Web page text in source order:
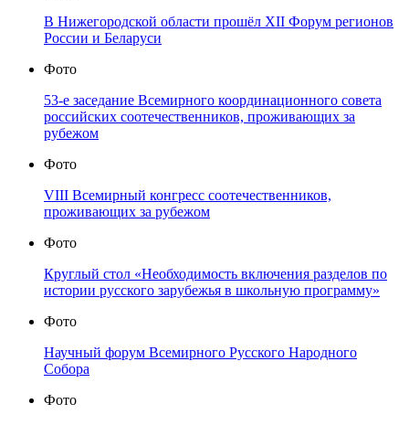
В Нижегородской области прошёл XII Форум регионов
России и Беларуси
Фото
53-е заседание Всемирного координационного совета
российских соотечественников, проживающих за
рубежом
Фото
VIII Всемирный конгресс соотечественников,
проживающих за рубежом
Фото
Круглый стол «Необходимость включения разделов по
истории русского зарубежья в школьную программу»
Фото
Научный форум Всемирного Русского Народного
Собора
Фото